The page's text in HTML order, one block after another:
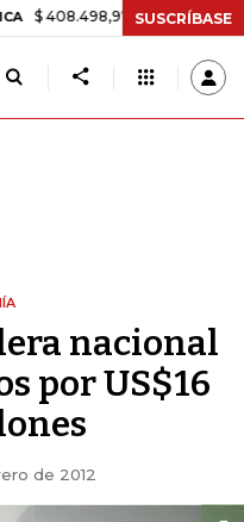
+$ 8.753,81 +2,19%
SUSCRÍBASE
nacional
por US$16
de 2012